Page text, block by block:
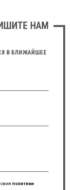
НАМ
В БЛИЖАЙШЕЕ
политики